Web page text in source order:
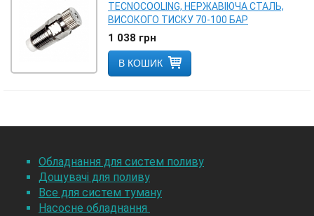
TECNOCOOLING, НЕРЖАВІЮЧА СТАЛЬ,
ВИСОКОГО ТИСКУ 70-100 БАР
1 038 грн
В КОШИК
Обладнання для систем поливу
Дощувачі для поливу
Все для систем туману
Насосне обладнання